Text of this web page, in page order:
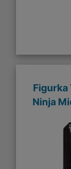
Figurka
Ninja